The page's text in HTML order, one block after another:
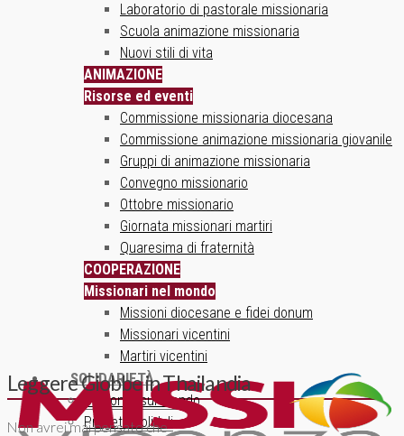
Laboratorio di pastorale missionaria
Scuola animazione missionaria
Nuovi stili di vita
ANIMAZIONE
Risorse ed eventi
Commissione missionaria diocesana
Commissione animazione missionaria giovanile
Gruppi di animazione missionaria
Convegno missionario
Ottobre missionario
Giornata missionari martiri
Quaresima di fraternità
COOPERAZIONE
Missionari nel mondo
Missioni diocesane e fidei donum
Missionari vicentini
Martiri vicentini
SOLIDARIETÀ
Un ponte sul mondo
Progetti solidali
Leggere Giobbe in Thailandia
Non avrei mai pensato che